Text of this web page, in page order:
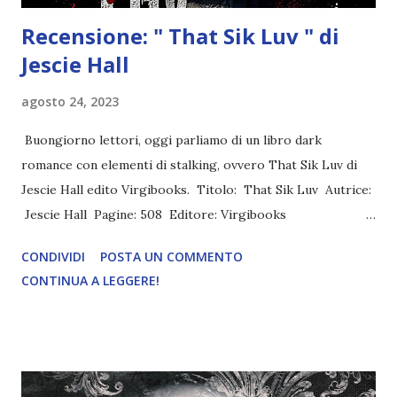
Recensione: " That Sik Luv " di
Jescie Hall
agosto 24, 2023
Buongiorno lettori, oggi parliamo di un libro dark
romance con elementi di stalking, ovvero That Sik Luv di
Jescie Hall edito Virgibooks. Titolo: That Sik Luv Autrice:
Jescie Hall Pagine: 508 Editore: Virgibooks
peccato. A quanto si legge, dovremmo sfuggire
all'immoralità sessuale. Tutti gli altri peccati che le persone
pensieri e queste azioni sono immorali. Ma quel lato oscuro
CONDIVIDI
POSTA UN COMMENTO
CONTINUA A LEGGERE!